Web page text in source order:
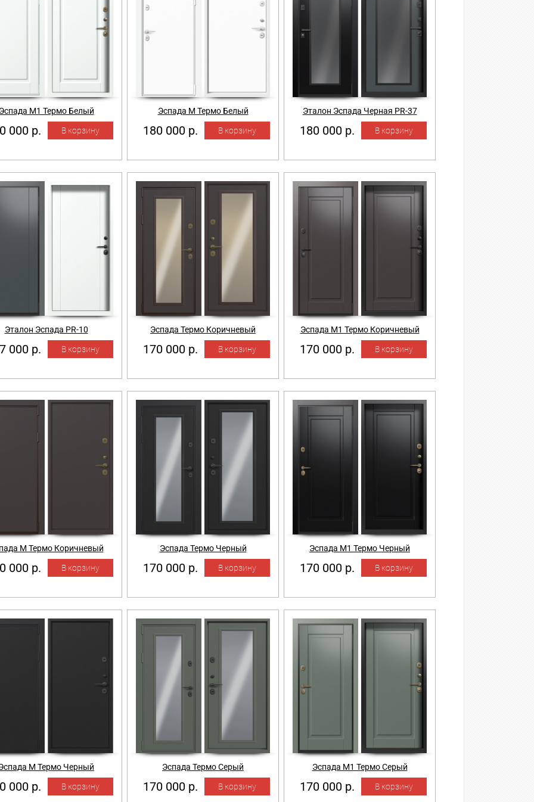
М1 Термо Белый
000 р.
Эспада М Термо Белый
180 000 р.
Эталон Эспада Черная PR-37
180 000 р.
Эталон Эспада PR-10
000 р.
Эспада Термо Коричневый
170 000 р.
Эспада М1 Термо Коричневый
170 000 р.
М Термо Коричневый
000 р.
Эспада Термо Черный
170 000 р.
Эспада М1 Термо Черный
170 000 р.
М Термо Черный
000 р.
Эспада Термо Серый
170 000 р.
Эспада М1 Термо Серый
170 000 р.